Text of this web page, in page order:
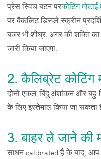
प्रेस स्विच बटन परकोटिंग मोटाई
पर बैकलिट डिस्प्ले स्क्रीन
बजर भी शीघ्र. अगर की शक्ति का
जारी किया जाएगा.
2. कैलिब्रेट कोटिंग
दोनों एकल-बिंदु अंशांकन और
के लिए इस्तेमाल किया जा सकता
3. बाहर ले जाने की
साधन calibrated है के बाद,